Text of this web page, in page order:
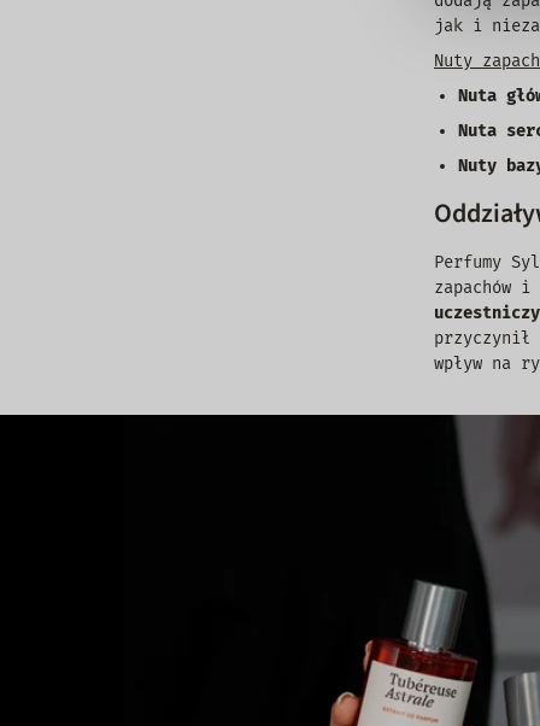
jak i
Nuty
Nuta
Nuta
Nuty
Perfumy
zapachów
wpływ na